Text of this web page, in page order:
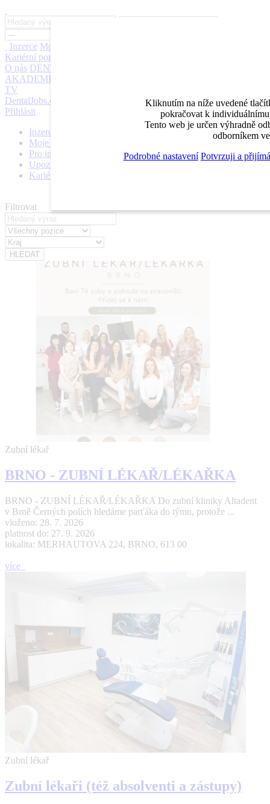
Inzerce Moje inzeráty
Kariérní poradenství
O nás DENTAL MARKET
AKADEMIE
TV
DentalJobs.cz
Přihlásit
Inzerce
Moje inzeráty
Pro inzerenty
Upozornění na nové pozice
Kariérní poradenství
Filtrovat
Zubní lékař
BRNO - ZUBNÍ LÉKAŘ/LÉKAŘKA
BRNO - ZUBNÍ LÉKAŘ/LÉKAŘKA Do zubní kliniky Altadent
v Brně Černých polích hledáme parťáka do týmu, protože ...
vloženo: 28. 7. 2026
platnost do: 27. 9. 2026
lokalita: MERHAUTOVA 224, BRNO, 613 00
více
Zubní lékař
Zubní lékaři (též absolventi a zástupy)
Kliknutím na níže uvedené
pokračovat k
Tento web je určen výhradně
odborníkem
Podrobné nastavení Potvrzuji a